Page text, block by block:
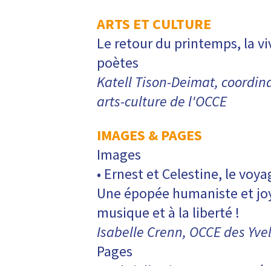
ARTS ET CULTURE
Le retour du printemps, la
poètes
Katell Tison-Deimat,
arts-culture de l'OCCE
IMAGES & PAGES
Images
• Ernest et Celestine, le
Une épopée humaniste et
musique et à la liberté !
Isabelle Crenn, OCCE des
Pages